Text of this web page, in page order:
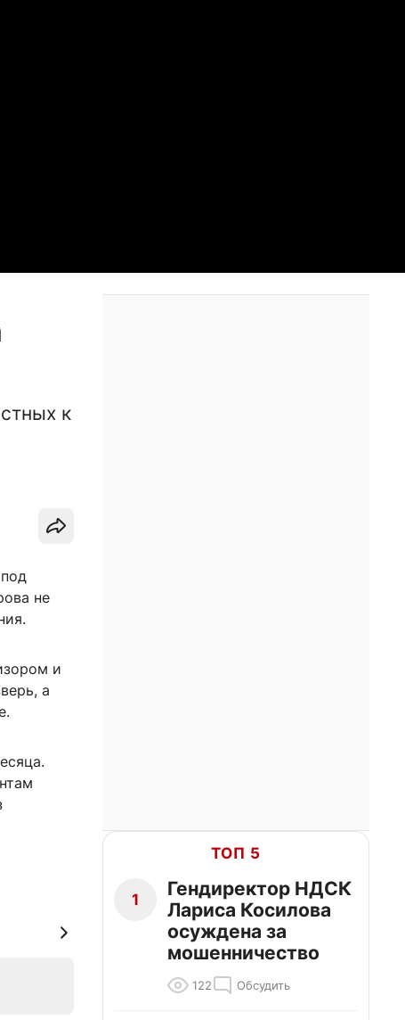
к
не
и
а
ТОП 5
1
Гендиректор НДСК
Лариса Косилова
осуждена за
мошенничество
122 Обсудить